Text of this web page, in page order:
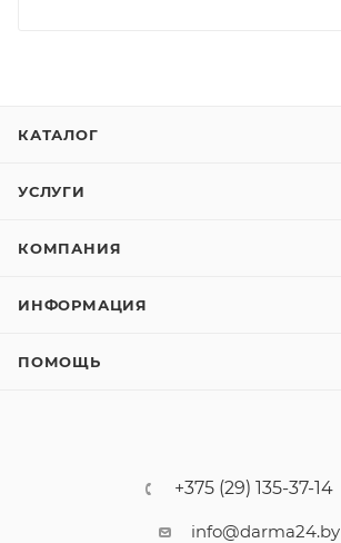
КАТАЛОГ
УСЛУГИ
КОМПАНИЯ
ИНФОРМАЦИЯ
ПОМОЩЬ
+375 (29) 135-37-14
info@darma24.by